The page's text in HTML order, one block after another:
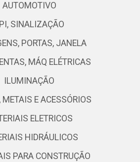
AUTOMOTIVO
SINALIZAÇÃO
PORTAS, JANELA
MÁQ ELÉTRICAS
ILUMINAÇÃO
METAIS E ACESSÓRIOS
ELETRICOS
HIDRÁULICOS
PARA CONSTRUÇÃO